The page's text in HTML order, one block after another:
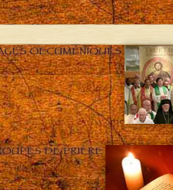
OECUMÉNIQUES
DE PRIÈRE